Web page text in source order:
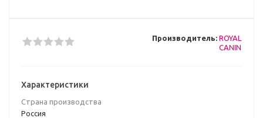
Производитель: ROYAL
CANIN
Характеристики
Страна производства
Poccия